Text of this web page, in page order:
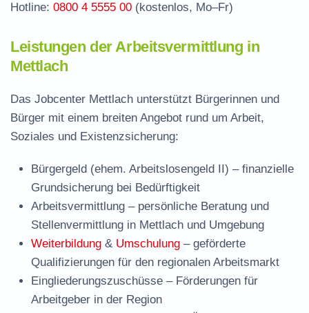
Hotline: 0800 4 5555 00 (kostenlos, Mo–Fr)
Leistungen der Arbeitsvermittlung in
Mettlach
Das Jobcenter Mettlach unterstützt Bürgerinnen und
Bürger mit einem breiten Angebot rund um Arbeit,
Soziales und Existenzsicherung:
Bürgergeld (ehem. Arbeitslosengeld II) – finanzielle
Grundsicherung bei Bedürftigkeit
Arbeitsvermittlung – persönliche Beratung und
Stellenvermittlung in Mettlach und Umgebung
Weiterbildung & Umschulung – geförderte
Qualifizierungen für den regionalen Arbeitsmarkt
Eingliederungszuschüsse – Förderungen für
Arbeitgeber in der Region